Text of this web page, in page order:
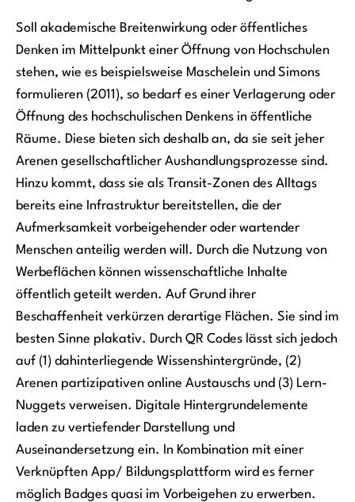
Soll akademische Breitenwirkung oder öffentliches
Denken im Mittelpunkt einer Öffnung von Hochschulen
stehen, wie es beispielsweise Maschelein und Simons
formulieren (2011), so bedarf es einer Verlagerung oder
Öffnung des hochschulischen Denkens in öffentliche
Räume. Diese bieten sich deshalb an, da sie seit jeher
Arenen gesellschaftlicher Aushandlungsprozesse sind.
Hinzu kommt, dass sie als Transit-Zonen des Alltags
bereits eine Infrastruktur bereitstellen, die der
Aufmerksamkeit vorbeigehender oder wartender
Menschen anteilig werden will. Durch die Nutzung von
Werbeflächen können wissenschaftliche Inhalte
öffentlich geteilt werden. Auf Grund ihrer
Beschaffenheit verkürzen derartige Flächen. Sie sind im
besten Sinne plakativ. Durch QR Codes lässt sich jedoch
auf (1) dahinterliegende Wissenshintergründe, (2)
Arenen partizipativen online Austauschs und (3) Lern-
Nuggets verweisen. Digitale Hintergrundelemente
laden zu vertiefender Darstellung und
Auseinandersetzung ein. In Kombination mit einer
Verknüpften App/ Bildungsplattform wird es ferner
möglich Badges quasi im Vorbeigehen zu erwerben.